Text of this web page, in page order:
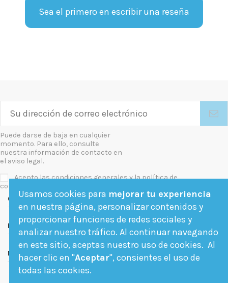
Sea el primero en escribir una reseña
Puede darse de baja en cualquier
momento. Para ello, consulte
nuestra información de contacto en
el aviso legal.
Acepto las condiciones generales y la política de
confidencialidad
Contact us
Follow us
Newsletter
Usamos cookies para mejorar tu experiencia
en nuestra página, personalizar contenidos y
proporcionar funciones de redes sociales y
analizar nuestro tráfico. Al continuar navegando
en este sitio, aceptas nuestro uso de cookies. Al
hacer clic en "Aceptar", consientes el uso de
todas las cookies.